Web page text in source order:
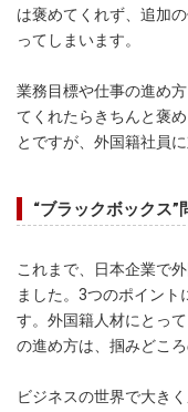
は褒めてくれず、追加
ってしまいます。
業務目標や仕事の進め
てくれたらきちんと褒
とですが、外国籍社員
“ブラックボックス”
これまで、日本企業で
ました。3つのポイント
す。外国籍人材にとっ
の進め方は、掴みどころ
ビジネスの世界で大き